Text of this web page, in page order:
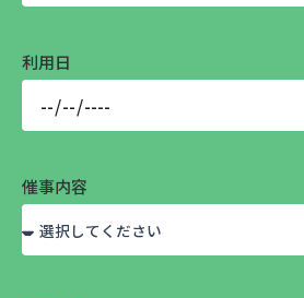
利用日
催事内容